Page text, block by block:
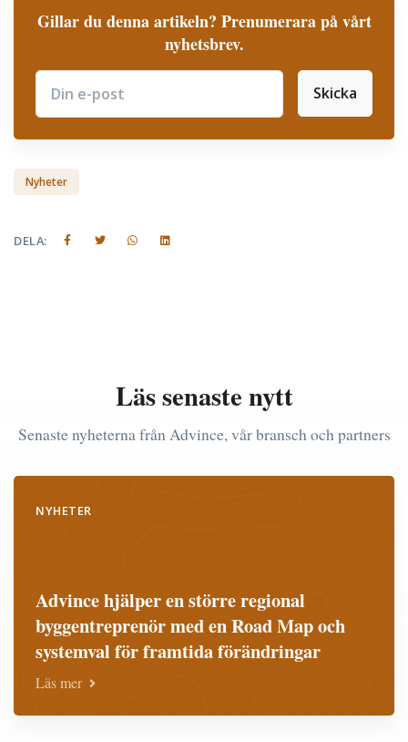
Gillar du denna artikeln? Prenumerara på vårt
nyhetsbrev.
Subscribe
Skicka
Nyheter
DELA:
Läs senaste nytt
Senaste nyheterna från Advince, vår bransch och partners
NYHETER
Advince hjälper en större regional
byggentreprenör med en Road Map och
systemval för framtida förändringar
Läs mer